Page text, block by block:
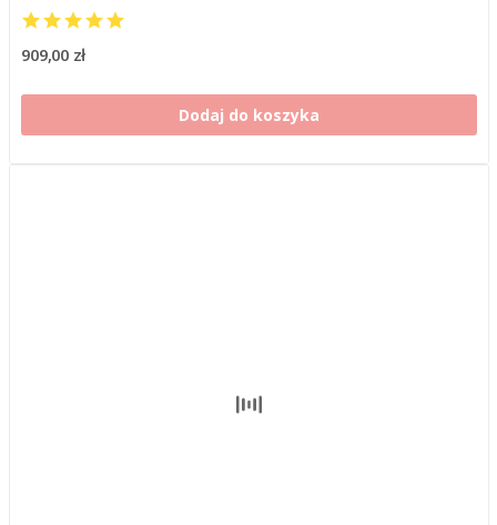
909,00 zł
Dodaj do koszyka